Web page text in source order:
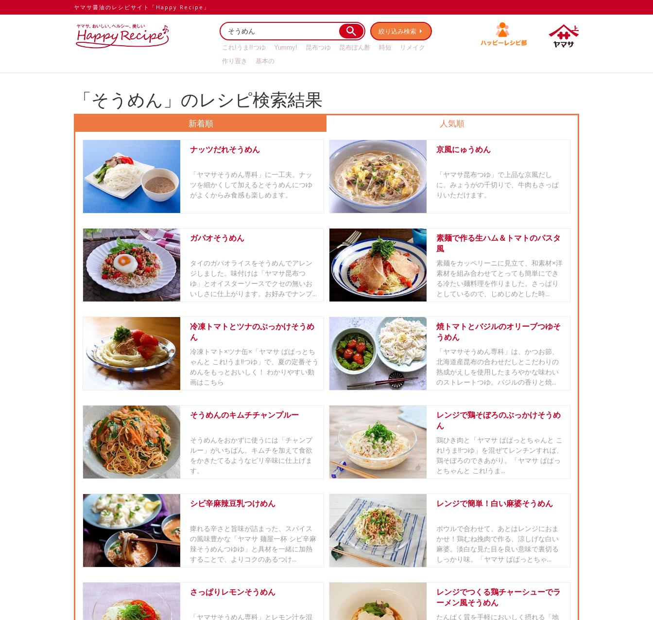
ヤマサ醤油のレシピサイト「Happy Recipe」
絞り込み検索
これ!うま!!つゆ Yummy! 昆布つゆ 昆布ぽん酢 時短
リメイク
作り置き
基本の
「そうめん」のレシピ検索結果
新着順 人気順
ナッツだれそうめん
「ヤマサそうめん専科」に一工夫。ナッ
ツを細かくして加えるとそうめんにつゆ
がよくからみ食感も楽しめます。
京風にゅうめん
「ヤマサ昆布つゆ」で上品な京風だし
に。みょうがの千切りで、牛肉もさっぱ
りいただけます。
ガパオそうめん
タイのガパオライスをそうめんでアレン
ジしました。味付けは「ヤマサ昆布つ
ゆ」とオイスターソースでクセの無いお
いしさに仕上がります。お好みでナンプ...
素麺で作る生ハム＆トマトのパスタ
風
素麺をカッペリーニに見立て、和素材×洋
素材を組み合わせてとっても簡単にでき
る冷たい麺料理を作りました。さっぱり
としているので、じめじめとした時...
冷凍トマトとツナのぶっかけそうめ
ん
冷凍トマト×ツナ缶×「ヤマサ ぱぱっとち
ゃんと これ!うま!!つゆ」で、夏の定番そう
めんをもっとおいしく！ わかりやすい動
画はこちら
焼トマトとバジルのオリーブつゆそ
うめん
「ヤマサそうめん専科」は、かつお節、
北海道産昆布の合わせだしとこだわりの
熟成がえしを使用したまろやかな味わい
のストレートつゆ。バジルの香りと焼...
そうめんのキムチチャンプルー
そうめんをおかずに使うには「チャンプ
ルー」がいちばん。キムチを加えて食欲
をかきたてるようなピリ辛味に仕上げま
す。
レンジで鶏そぼろのぶっかけそうめ
ん
鶏ひき肉と「ヤマサ ぱぱっとちゃんと こ
れ!うま!!つゆ」を混ぜてレンチンすれば、
鶏そぼろのできあがり。「ヤマサ ぱぱっ
とちゃんと これ!うま...
シビ辛麻辣豆乳つけめん
痺れる辛さと旨味が詰まった、スパイス
の風味豊かな「ヤマサ 麺屋一杯 シビ辛麻
辣そうめんつゆゆ」と具材を一緒に加熱
することで、よりコクのあるつけ...
レンジで簡単！白い麻婆そうめん
ボウルで合わせて、あとはレンジにおま
かせ！鶏むね挽肉で作る、涼しげな白い
麻婆。淡白な見た目を良い意味で裏切る
しっかり味。「ヤマサ ぱぱっとちゃ...
さっぱりレモンそうめん
「ヤマサそうめん専科」とレモン汁を混
レンジでつくる鶏チャーシューでラ
ーメン風そうめん
たんぱく質を手軽においしく摂れる「地